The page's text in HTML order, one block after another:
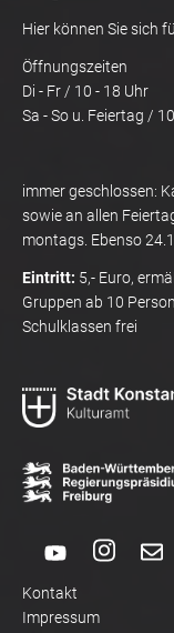
Hier können Sie sich
Öffnungszeiten
Di - Fr / 10 - 18 Uhr
Sa - So u. Feiertag /
immer geschlossen:
sowie an allen
montags. Ebenso
Eintritt: 5,- Euro,
Gruppen ab 10
Schulklassen frei
Kontakt
Impressum